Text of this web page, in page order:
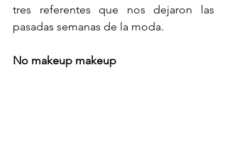
tres referentes que nos dejaron las
pasadas semanas de la moda.
No makeup makeup